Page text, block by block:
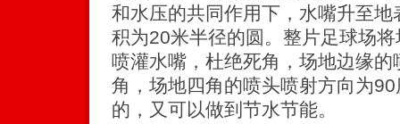
和水压的共同作用下，水嘴升至
积为20米半径的圆。整片足球场
喷灌水嘴，杜绝死角，场地边缘
角，场地四角的喷头喷射方向为
的，又可以做到节水节能。